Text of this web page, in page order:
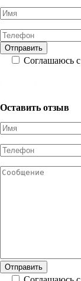
Соглашаюсь с
Оставить отзыв